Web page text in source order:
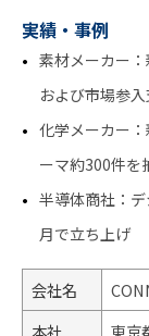
実績・事例
素材メーカー
および市場参
化学メーカー
ーマ約300件を
半導体商社：
月で立ち上げ
会社名
本社
東京